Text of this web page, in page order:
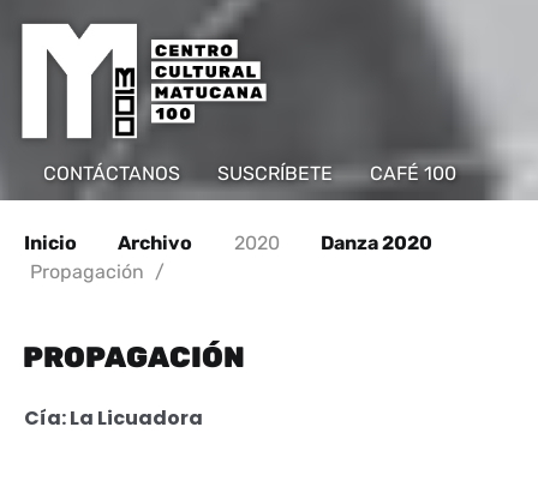
CONTÁCTANOS SUSCRÍBETE CAFÉ 100
Inicio Archivo 2020
Danza 2020
Propagación /
PROPAGACIÓN
Cía: La Licuadora